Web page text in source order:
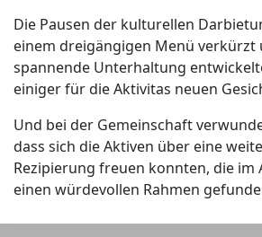
Die Pausen der kulturellen
einem dreigängigen Menü verkürzt
spannende Unterhaltung
einiger für die Aktivitas neuen
Und bei der Gemeinschaft
dass sich die Aktiven über eine
Rezipierung freuen konnten, die
einen würdevollen Rahmen